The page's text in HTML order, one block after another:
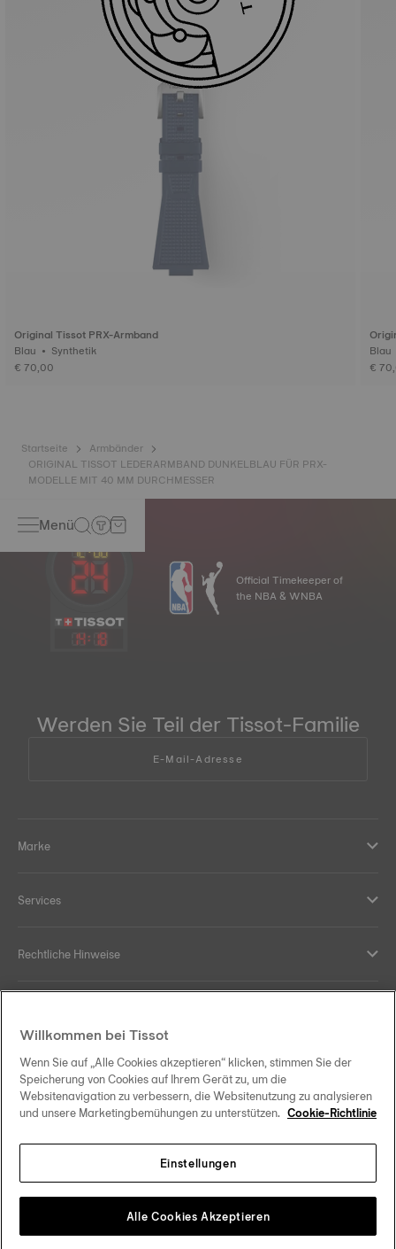
Original Tissot PRX-Armband
Blau • Synthetik
€ 70,00
€
Startseite
Armbänder
ORIGINAL TISSOT LEDERARMBAND DUNKELBLAU FÜR PRX-
MODELLE MIT 40 MM DURCHMESSER
Menü
14: 18
Official Timekeeper of
the NBA & WNBA
Werden Sie Teil der Tissot-Familie
E-Mail-Adresse
Marke
Services
Rechtliche Hinweise
Ihre Vorteile
Österreich Zu einem anderen Land wechseln
Tissot Copyrights 2026
Willkommen bei Tissot
Wenn Sie auf „Alle Cookies akzeptieren“ klicken, stimmen Sie der
Speicherung von Cookies auf Ihrem Gerät zu, um die
Websitenavigation zu verbessern, die Websitenutzung zu analysieren
und unsere Marketingbemühungen zu unterstützen. Cookie-Richtlinie
Einstellungen
Alle Cookies Akzeptieren